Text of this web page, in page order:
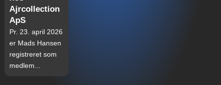
Ajrcollection
ApS
Pr. 23. april 2026
er Mads Hansen
registreret som
medlem...